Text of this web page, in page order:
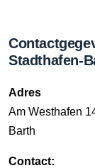
Stadthafen-
Adres
Am Westhafen
Barth
Contact: